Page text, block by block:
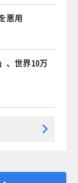
悪用
、世界10万